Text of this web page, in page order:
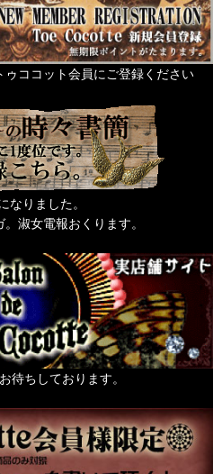
ココット会員にご登録ください
なりました。
淑女電報おくります。
待ちしております。